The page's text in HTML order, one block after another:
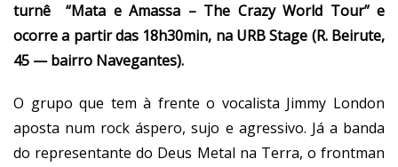
turnê “Mata e Amassa – The Crazy World Tour” e
ocorre a partir das 18h30min, na URB Stage (R. Beirute,
45 — bairro Navegantes).
O grupo que tem à frente o vocalista Jimmy London
aposta num rock áspero, sujo e agressivo. Já a banda
do representante do Deus Metal na Terra, o frontman